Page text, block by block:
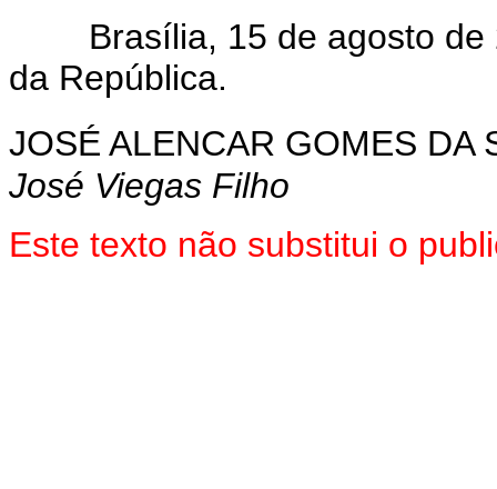
Brasília, 15 de agosto de
da República.
JOSÉ ALENCAR GOMES DA
José Viegas Filho
Este texto não substitui o